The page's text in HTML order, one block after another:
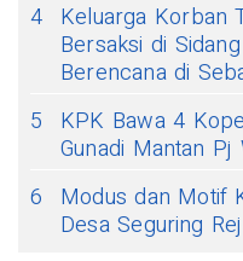
4 Keluarga Korban
Bersaksi di
Berencana di
5
KPK Bawa 4
Gunadi Mantan Pj
6
Modus dan Motif
Desa Seguring